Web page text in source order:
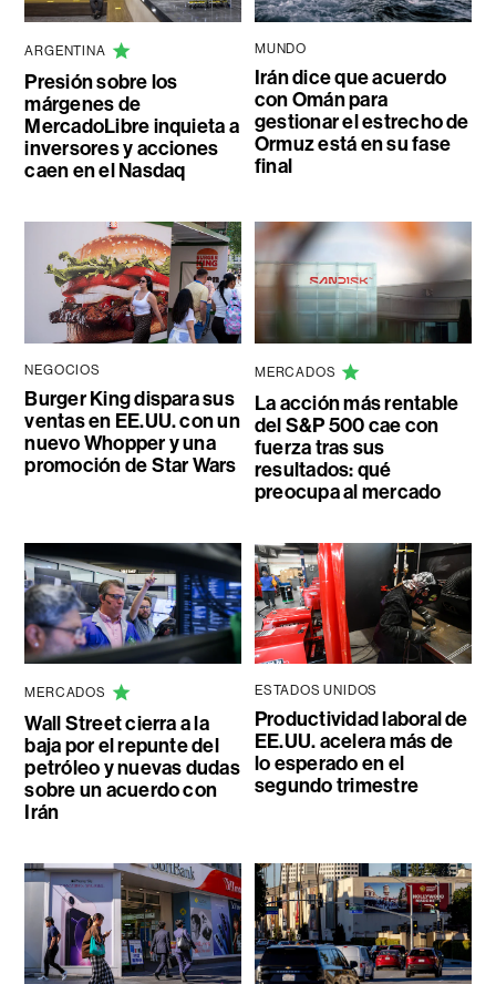
ARGENTINA
Presión sobre los
márgenes de
MercadoLibre inquieta a
inversores y acciones
caen en el Nasdaq
MUNDO
Irán dice que acuerdo
con Omán para
gestionar el estrecho de
Ormuz está en su fase
final
NEGOCIOS
Burger King dispara sus
ventas en EE.UU. con un
nuevo Whopper y una
promoción de Star Wars
MERCADOS
La acción más rentable
del S&P 500 cae con
fuerza tras sus
resultados: qué
preocupa al mercado
MERCADOS
Wall Street cierra a la
baja por el repunte del
petróleo y nuevas dudas
sobre un acuerdo con
Irán
ESTADOS UNIDOS
Productividad laboral de
EE.UU. acelera más de
lo esperado en el
segundo trimestre